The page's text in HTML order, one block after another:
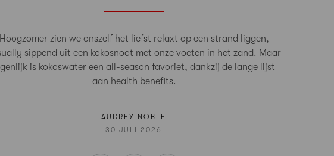
Hoogzomer zien we onszelf het liefst relaxt op een strand liggen,
sippend uit een kokosnoot met onze voeten in het zand. Maar
is kokoswater een all-season favoriet, dankzij de lange lijst
aan health benefits.
AUDREY NOBLE
30 JULI 2026